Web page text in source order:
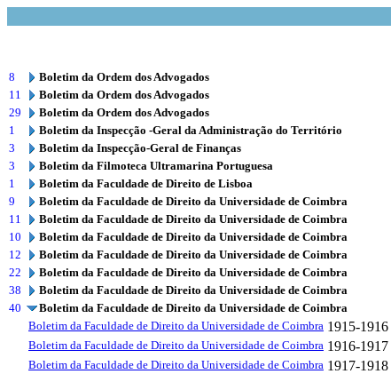
8
Boletim da Ordem dos Advogados
11
Boletim da Ordem dos Advogados
29
Boletim da Ordem dos Advogados
1
Boletim da Inspecção -Geral da Administração do Território
3
Boletim da Inspecção-Geral de Finanças
3
Boletim da Filmoteca Ultramarina Portuguesa
1
Boletim da Faculdade de Direito de Lisboa
9
Boletim da Faculdade de Direito da Universidade de Coimbra
11
Boletim da Faculdade de Direito da Universidade de Coimbra
10
Boletim da Faculdade de Direito da Universidade de Coimbra
12
Boletim da Faculdade de Direito da Universidade de Coimbra
22
Boletim da Faculdade de Direito da Universidade de Coimbra
38
Boletim da Faculdade de Direito da Universidade de Coimbra
40
Boletim da Faculdade de Direito da Universidade de Coimbra
Boletim da Faculdade de Direito da Universidade de Coimbra 1915-1916
Boletim da Faculdade de Direito da Universidade de Coimbra 1916-1917
Boletim da Faculdade de Direito da Universidade de Coimbra 1917-1918